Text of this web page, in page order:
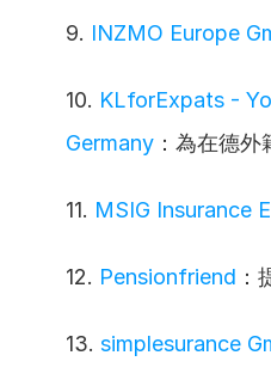
9. INZMO Europe
10. KLforExpats -
Germany ：為在德
11. MSIG Insurance
12. Pensionfriend ：
13. simplesurance